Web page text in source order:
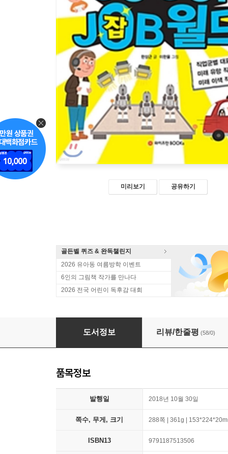
미리보기 공유하기
골든벨 퀴즈 & 완독챌린지
2026 유아동 여름방학 이벤트
6인의 그림책 작가를 만나다
2026 전국 어린이 독후감 대회
GO GO! JOB월드
도서정보 리뷰/한줄평 (58/0)
품목정보
발행일 2018년 10월 30일
쪽수, 무게, 크기 288쪽 | 361g |
ISBN13 9791187513506